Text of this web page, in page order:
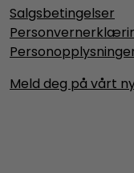
Salgsbetingelser
Meld deg på vårt